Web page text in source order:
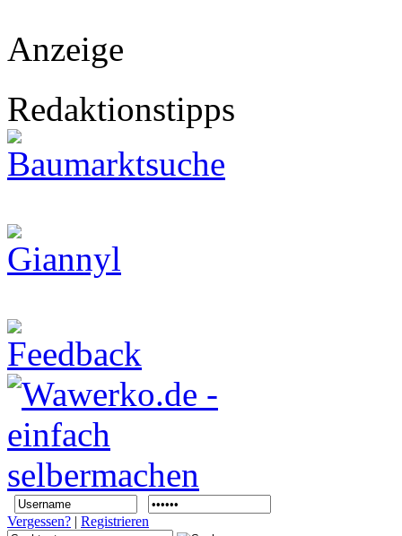
Anzeige
Redaktionstipps
Vergessen? | Registrieren